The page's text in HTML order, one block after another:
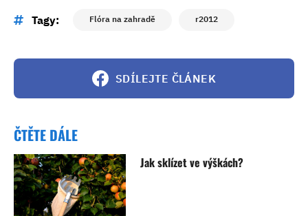
Tagy: Flóra na zahradě r2012
SDÍLEJTE ČLÁNEK
ČTĚTE DÁLE
Jak sklízet ve výškách?